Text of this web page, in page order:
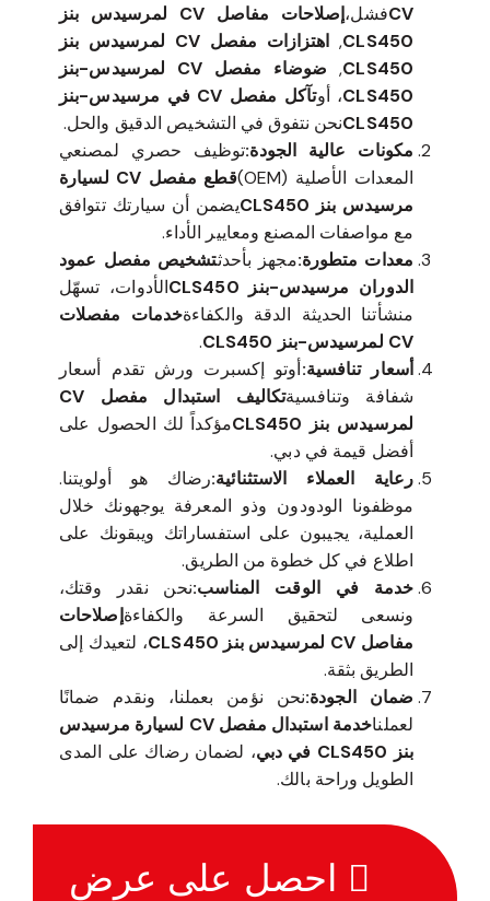
CVفشل،
إصلاحات مفاصل CV لمرسيدس بنز
CLS450
,
اهتزازات مفصل CV لمرسيدس بنز
CLS450
,
ضوضاء مفصل CV لمرسيدس-بنز
CLS450، أو
تآكل مفصل CV في مرسيدس-بنز
CLS450نحن نتفوق في التشخيص الدقيق والحل.
مكونات عالية الجودة:توظيف حصري لمصنعي
المعدات الأصلية (OEM)
قطع مفصل CV لسيارة
مرسيدس بنز CLS450
يضمن أن سيارتك تتوافق
مع مواصفات المصنع ومعايير الأداء.
معدات متطورة:مجهز بأحدثتشخيص مفصل عمود
الدوران مرسيدس-بنز CLS450
الأدوات، تسهّل
منشأتنا الحديثة الدقة والكفاءةخدمات مفصلات
CV لمرسيدس-بنز CLS450
.
أسعار تنافسية:أوتو إكسبرت ورش تقدم أسعار
شفافة وتنافسية
تكاليف استبدال مفصل CV
لمرسيدس بنز CLS450
مؤكداً لك الحصول على
أفضل قيمة في دبي.
رعاية العملاء الاستثنائية:رضاك هو أولويتنا.
موظفونا الودودون وذو المعرفة يوجهونك خلال
العملية، يجيبون على استفساراتك ويبقونك على
اطلاع في كل خطوة من الطريق.
خدمة في الوقت المناسب:نحن نقدر وقتك،
ونسعى لتحقيق السرعة والكفاءةإصلاحات
مفاصل CV لمرسيدس بنز CLS450
، لتعيدك إلى
الطريق بثقة.
ضمان الجودة:نحن نؤمن بعملنا، ونقدم ضمانًا
لعملنا
خدمة استبدال مفصل CV لسيارة مرسيدس
بنز CLS450 في دبي
، لضمان رضاك على المدى
الطويل وراحة بالك.
احصل على عرض